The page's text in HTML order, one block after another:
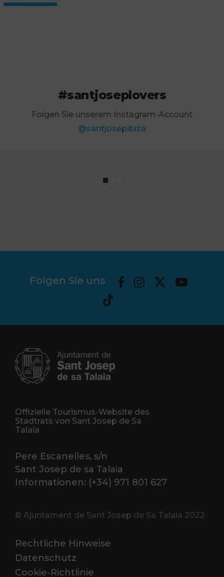
#santjoseplovers
Folgen Sie unserem Instagram-Account
@santjosepibiza
Folgen Sie uns
Offizielle Tourismus-Website des
Stadtrats von Sant Josep de Sa
Talaia
Pere Escanelles, s/n
Sant Josep de sa Talaia
Informationen: (+34) 971 801 627
© Ajuntament de Sant Josep de Sa Talaia 2022
Rechtliche Hinweise
Datenschutz
Cookie-Richtlinie